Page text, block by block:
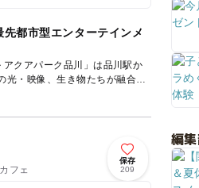
都市型エンターテインメ
クアパーク品川」は品川駅か
光・映像、生き物たちが融合す
メント施設です。施設内1階フ
フェ
保存
209
編